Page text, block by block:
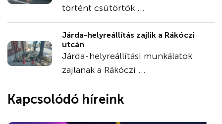
történt csütörtök ...
Járda-helyreállítás zajlik a Rákóczi
utcán
Járda-helyreállítási munkálatok
zajlanak a Rákóczi ...
Kapcsolódó híreink